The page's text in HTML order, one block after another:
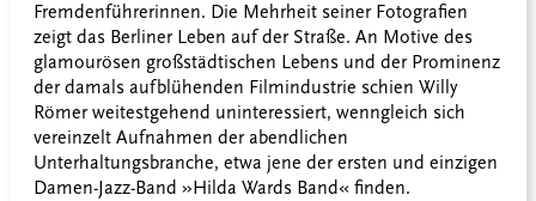
Fremdenführerinnen. Die Mehrheit seiner Fotografien
zeigt das Berliner Leben auf der Straße. An Motive des
glamourösen großstädtischen Lebens und der Prominenz
der damals aufblühenden Filmindustrie schien Willy
Römer weitestgehend uninteressiert, wenngleich sich
vereinzelt Aufnahmen der abendlichen
Unterhaltungsbranche, etwa jene der ersten und einzigen
Damen-Jazz-Band »Hilda Wards Band« finden.